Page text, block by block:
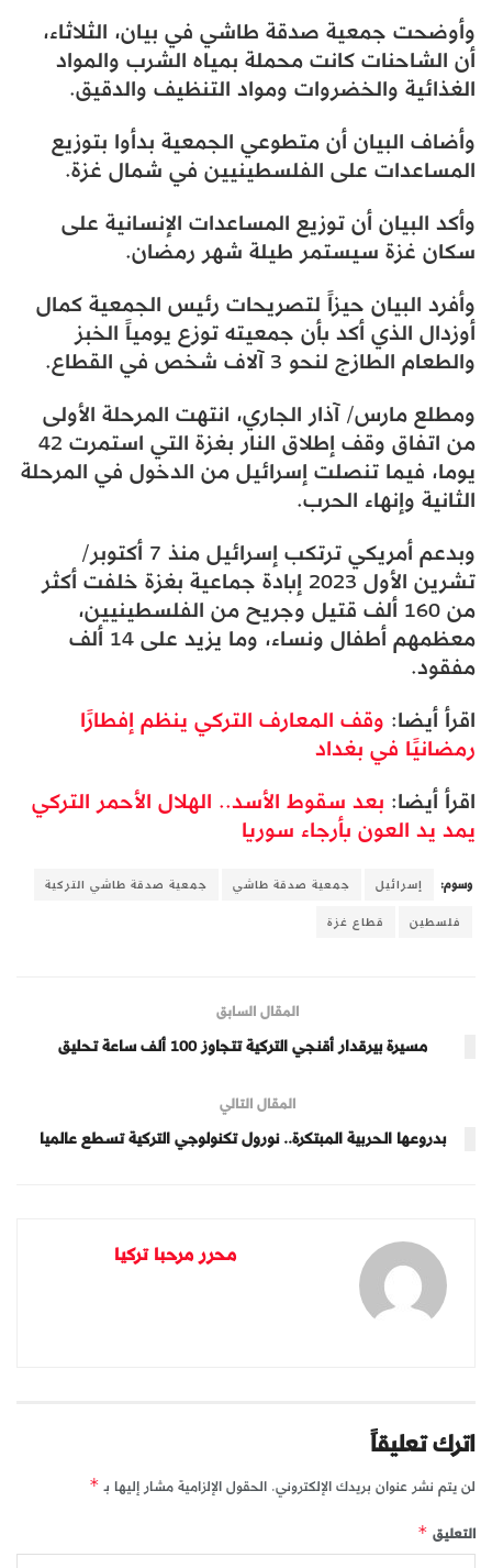
وأوضحت جمعية صدقة طاشي في بيان، الثلاثاء،
أن الشاحنات كانت محملة بمياه الشرب والمواد
الغذائية والخضروات ومواد التنظيف والدقيق.
وأضاف البيان أن متطوعي الجمعية بدأوا بتوزيع
المساعدات على الفلسطينيين في شمال غزة.
وأكد البيان أن توزيع المساعدات الإنسانية على
سكان غزة سيستمر طيلة شهر رمضان.
وأفرد البيان حيزاً لتصريحات رئيس الجمعية كمال
أوزدال الذي أكد بأن جمعيته توزع يومياً الخبز
والطعام الطازج لنحو 3 آلاف شخص في القطاع.
ومطلع مارس/ آذار الجاري، انتهت المرحلة الأولى
من اتفاق وقف إطلاق النار بغزة التي استمرت 42
يوما، فيما تنصلت إسرائيل من الدخول في المرحلة
الثانية وإنهاء الحرب.
وبدعم أمريكي ترتكب إسرائيل منذ 7 أكتوبر/
تشرين الأول 2023 إبادة جماعية بغزة خلفت أكثر
من 160 ألف قتيل وجريح من الفلسطينيين،
معظمهم أطفال ونساء، وما يزيد على 14 ألف
مفقود. ​​​​​
اقرأ أيضا: وقف المعارف التركي ينظم إفطارًا
رمضانيًا في بغداد
اقرأ أيضا: بعد سقوط الأسد.. الهلال الأحمر التركي
يمد يد العون بأرجاء سوريا
وسوم: إسرائيل جمعية صدقة طاشي
جمعية صدقة طاشي التركية
فلسطين
قطاع غزة
المقال السابق
مسيرة بيرقدار أقنجي التركية تتجاوز 100 ألف ساعة تحليق
المقال التالي
بدروعها الحربية المبتكرة.. نورول تكنولوجي التركية تسطع عالميا
محرر مرحبا تركيا
اترك تعليقاً
لن يتم نشر عنوان بريدك الإلكتروني. الحقول الإلزامية مشار إليها بـ *
التعليق *